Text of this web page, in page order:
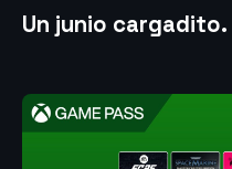
Un junio cargadito.